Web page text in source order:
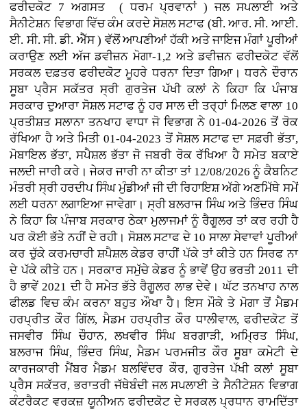
ਫਰੀਦਕੋਟ 7 ਅਗਸਤ ( ਧਰਮ ਪ੍ਰਵਾਨਾਂ ) ਜਲ ਸਪਲਾਈ ਅਤੇ
ਸੈਨੀਟੇਸ਼ਨ ਵਿਭਾਗ ਵਿੱਚ ਕੰਮ ਕਰਦੇ ਸੋਸ਼ਲ ਸਟਾਫ (ਬੀ. ਆਰ. ਸੀ. ਆਈ.
ਈ. ਸੀ. ਸੀ. ਡੀ. ਐੱਸ ) ਵੱਲੋਂ ਆਪਣੀਆਂ ਹੱਕੀ ਅਤੇ ਜਾਇਜ ਮੰਗਾਂ ਪੂਰੀਆਂ
ਕਰਾਉਣ ਲਈ ਅੱਜ ਡਵੀਜ਼ਨ ਮੋਗਾ-1,2 ਅਤੇ ਡਵੀਜ਼ਨ ਫਰੀਦਕੋਟ ਵੱਲੋਂ
ਸਰਕਲ ਦਫ਼ਤਰ ਫਰੀਦਕੋਟ ਮੂਹਰੇ ਧਰਨਾ ਦਿਤਾ ਗਿਆ। ਧਰਨੇ ਦੌਰਾਨ
ਸੂਬਾ ਪ੍ਰੈਸ ਸਕੱਤਰ ਸ੍ਰੀ ਗੁਰਤੇਜ ਪੱਖੀ ਕਲਾਂ ਨੇ ਕਿਹਾ ਕਿ ਪੰਜਾਬ
ਸਰਕਾਰ ਦੁਆਰਾ ਸੋਸ਼ਲ ਸਟਾਫ ਨੂੰ ਹਰ ਸਾਲ ਦੀ ਤਰ੍ਹਾਂ ਮਿਲਣ ਵਾਲਾ 10
ਪ੍ਰਤੀਸ਼ਤ ਸਲਾਨਾ ਤਨਖਾਹ ਵਾਧਾ ਜੋ ਵਿਭਾਗ ਨੇ 01-04-2026 ਤੋਂ ਰੋਕ
ਰੱਖਿਆ ਹੈ ਅਤੇ ਮਿਤੀ 01-04-2023 ਤੋਂ ਸੋਸ਼ਲ ਸਟਾਫ ਦਾ ਸਫ਼ਰੀ ਭੱਤਾ,
ਮੋਬਾਇਲ ਭੱਤਾ, ਸਪੈਸ਼ਲ ਭੱਤਾ ਜੋ ਜਬਰੀ ਰੋਕ ਰੱਖਿਆ ਹੈ ਸਮੇਤ ਬਕਾਏ
ਜਲਦੀ ਜਾਰੀ ਕਰੇ। ਜੇਕਰ ਜਾਰੀ ਨਾ ਕੀਤਾ ਤਾਂ 12/08/2026 ਨੂੰ ਕੈਬਨਿਟ
ਮੰਤਰੀ ਸ੍ਰੀ ਹਰਦੀਪ ਸਿੰਘ ਮੁੰਡੀਆਂ ਜੀ ਦੀ ਰਿਹਾਇਸ਼ ਅੱਗੇ ਅਣਮਿੱਥੇ ਸਮੇਂ
ਲਈ ਧਰਨਾ ਲਗਾਇਆ ਜਾਵੇਗਾ। ਸ੍ਰੀ ਬਲਰਾਜ ਸਿੰਘ ਅਤੇ ਭਿੰਦਰ ਸਿੰਘ
ਨੇ ਕਿਹਾ ਕਿ ਪੰਜਾਬ ਸਰਕਾਰ ਠੇਕਾ ਮੁਲਾਜਮਾਂ ਨੂੰ ਰੈਗੂਲਰ ਤਾਂ ਕਰ ਰਹੀ ਹੈ
ਪਰ ਕੋਈ ਭੱਤੇ ਨਹੀਂ ਦੇ ਰਹੀ। ਸੋਸ਼ਲ ਸਟਾਫ ਦੇ 10 ਸਾਲਾ ਸੇਵਾਵਾਂ ਪੂਰੀਆਂ
ਕਰ ਚੁੱਕੇ ਕਰਮਚਾਰੀ ਸ਼ਪੈਸ਼ਲ ਕੇਡਰ ਰਾਹੀਂ ਪੱਕੇ ਤਾਂ ਕੀਤੇ ਹਨ ਸਿਰਫ ਨਾ
ਦੇ ਪੱਕੇ ਕੀਤੇ ਹਨ। ਸਰਕਾਰ ਸਮੁੱਚੇ ਕੇਡਰ ਨੂੰ ਭਾਵੇਂ ਉਹ ਭਰਤੀ 2011 ਦੀ
ਹੈ ਭਾਵੇਂ 2021 ਦੀ ਹੈ ਸਮੇਤ ਭੱਤੇ ਰੈਗੂਲਰ ਲਾਭ ਦੇਵੇ। ਘੱਟ ਤਨਖਾਹ ਨਾਲ
ਫੀਲਡ ਵਿਚ ਕੰਮ ਕਰਨਾ ਬਹੁਤ ਔਖਾ ਹੈ। ਇਸ ਮੌਕੇ ਤੇ ਮੋਗਾ ਤੋਂ ਮੈਡਮ
ਹਰਪ੍ਰੀਤ ਕੌਰ ਗਿੱਲ, ਮੈਡਮ ਹਰਪ੍ਰੀਤ ਕੌਰ ਧਾਲੀਵਾਲ, ਫਰੀਦਕੋਟ ਤੋਂ
ਜਸਵੀਰ ਸਿੰਘ ਚੌਹਾਨ, ਲਖਵੀਰ ਸਿੰਘ ਬਰਗਾੜੀ, ਅਮ੍ਰਿਤ ਸਿੰਘ,
ਬਲਰਾਜ ਸਿੰਘ, ਭਿੰਦਰ ਸਿੰਘ, ਮੈਡਮ ਪਰਮਜੀਤ ਕੌਰ ਸੂਬਾ ਕਮੇਟੀ ਦੇ
ਕਾਰਜਕਾਰੀ ਮੈਂਬਰ ਮੈਡਮ ਬਲਵਿੰਦਰ ਕੌਰ, ਗੁਰਤੇਜ ਪੱਖੀ ਕਲਾਂ ਸੂਬਾ
ਪ੍ਰੈਸ ਸਕੱਤਰ, ਭਰਾਤਰੀ ਜੱਥੇਬੰਦੀ ਜਲ ਸਪਲਾਈ ਤੇ ਸੈਨੀਟੇਸ਼ਨ ਵਿਭਾਗ
ਕੰਟਰੈਕਟ ਵਰਕਜ਼ ਯੂਨੀਅਨ ਫਰੀਦਕੋਟ ਦੇ ਸਰਕਲ ਪ੍ਰਧਾਨ ਰਾਮਦਿੱਤਾ